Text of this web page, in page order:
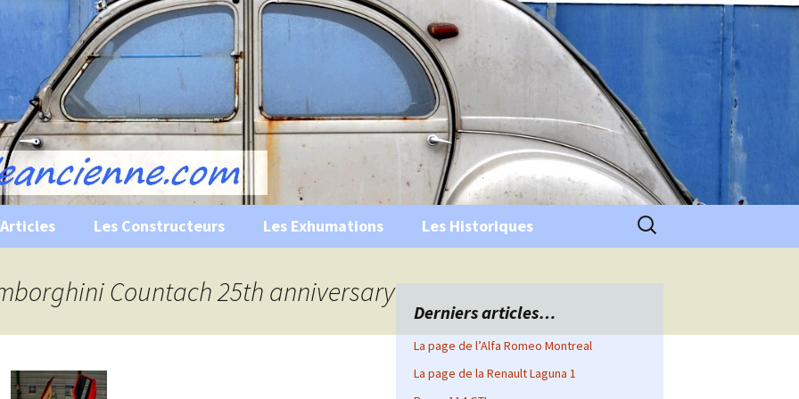
Ancienne
historiques …
évènements
Les Constructeurs Les Exhumations Les Historiques Rechercher :
Countach 25th anniversary
Derniers articles…
La page de l’Alfa Romeo Montreal
La page de la Renault Laguna 1